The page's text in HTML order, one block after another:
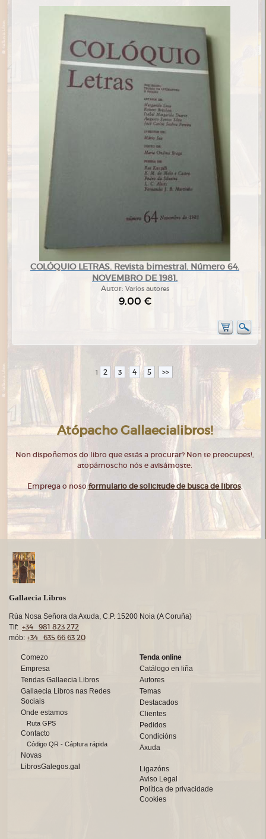
COLÓQUIO LETRAS. Revista bimestral. Número 64.
NOVEMBRO DE 1981.
Autor: Varios autores
9,00 €
1 2 3 4 5 >>
Atópacho Gallaecialibros!
Non dispoñemos do libro que estás a procurar? Non te preocupes!,
atopámoscho nós e avisámoste.
Emprega o nosoformulario de solicitude de busca de libros.
Gallaecia Libros
Rúa Nosa Señora da Axuda, C.P. 15200 Noia (A Coruña)
Tlf: +34 981 823 272
mób: +34 635 66 63 20
Comezo
Empresa
Tendas Gallaecia Libros
Gallaecia Libros nas Redes
Sociais
Onde estamos
Ruta GPS
Contacto
Código QR - Cáptura rápida
Novas
LibrosGalegos.gal
Tenda online
Catálogo en liña
Autores
Temas
Destacados
Clientes
Pedidos
Condicións
Axuda
Ligazóns
Aviso Legal
Política de privacidade
Cookies